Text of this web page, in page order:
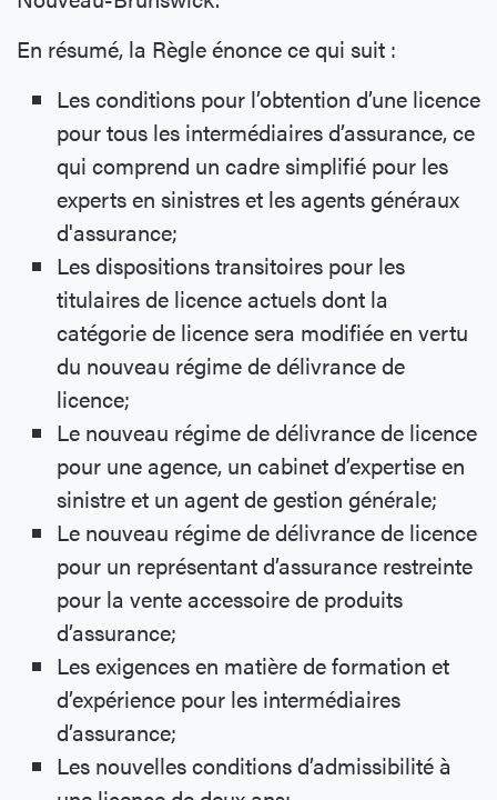
En résumé, la Règle énonce ce qui suit :
Les conditions pour l’obtention d’une licence
pour tous les intermédiaires d’assurance, ce
qui comprend un cadre simplifié pour les
experts en sinistres et les agents généraux
d'assurance;
Les dispositions transitoires pour les
titulaires de licence actuels dont la
catégorie de licence sera modifiée en vertu
du nouveau régime de délivrance de
licence;
Le nouveau régime de délivrance de licence
pour une agence, un cabinet d’expertise en
sinistre et un agent de gestion générale;
Le nouveau régime de délivrance de licence
pour un représentant d’assurance restreinte
pour la vente accessoire de produits
d’assurance;
Les exigences en matière de formation et
d’expérience pour les intermédiaires
d’assurance;
Les nouvelles conditions d’admissibilité à